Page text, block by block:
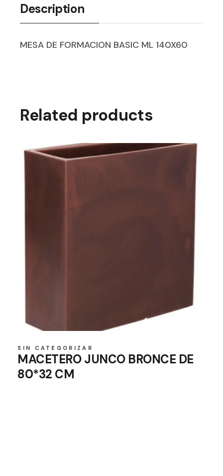
Description
MESA DE FORMACION BASIC ML 140X60
Related products
SIN CATEGORIZAR
MACETERO JUNCO BRONCE DE
80*32 CM